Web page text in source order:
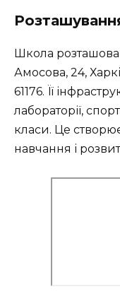
Школа
Амосова, 24,
61176. Її
лабораторії,
класи. Це
навчання і